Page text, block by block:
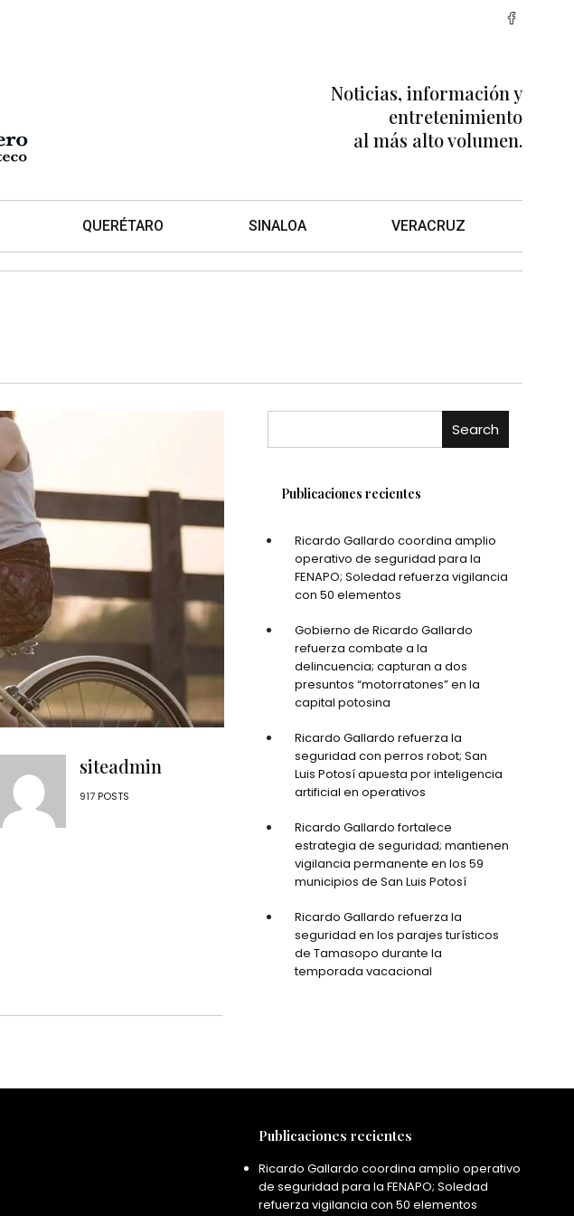
Noticias, información y
entretenimiento
al más alto volumen.
QUERÉTARO SINALOA VERACRUZ
siteadmin
917 POSTS
Search
Publicaciones recientes
Ricardo Gallardo coordina amplio
operativo de seguridad para la
FENAPO; Soledad refuerza vigilancia
con 50 elementos
Gobierno de Ricardo Gallardo
refuerza combate a la
delincuencia; capturan a dos
presuntos “motorratones” en la
capital potosina
Ricardo Gallardo refuerza la
seguridad con perros robot; San
Luis Potosí apuesta por inteligencia
artificial en operativos
Ricardo Gallardo fortalece
estrategia de seguridad; mantienen
vigilancia permanente en los 59
municipios de San Luis Potosí
Ricardo Gallardo refuerza la
seguridad en los parajes turísticos
de Tamasopo durante la
temporada vacacional
Publicaciones recientes
Ricardo Gallardo coordina amplio operativo
de seguridad para la FENAPO; Soledad
refuerza vigilancia con 50 elementos